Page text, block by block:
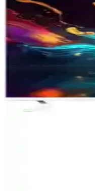
Samsung 75Q7F5
Samsung 75Q7F5, 75 inç
Samsung 55Q67C
Samsung 55Q67C, QLED
Samsung 75QN90F
Samsung 75QN90F, 75